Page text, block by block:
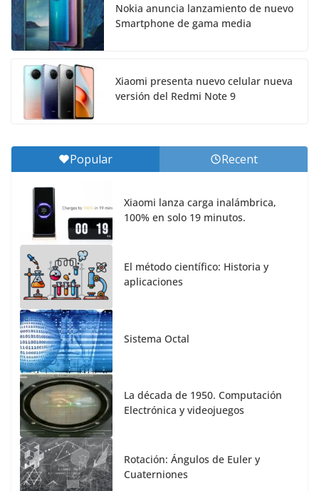
Nokia anuncia lanzamiento de nuevo
Smartphone de gama media
Xiaomi presenta nuevo celular nueva
versión del Redmi Note 9
Popular Recent
Xiaomi lanza carga inalámbrica,
100% en solo 19 minutos.
El método científico: Historia y
aplicaciones
Sistema Octal
La década de 1950. Computación
Electrónica y videojuegos
Rotación: Ángulos de Euler y
Cuaterniones